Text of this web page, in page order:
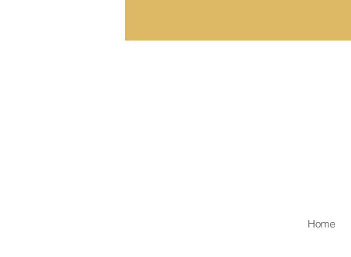
Home